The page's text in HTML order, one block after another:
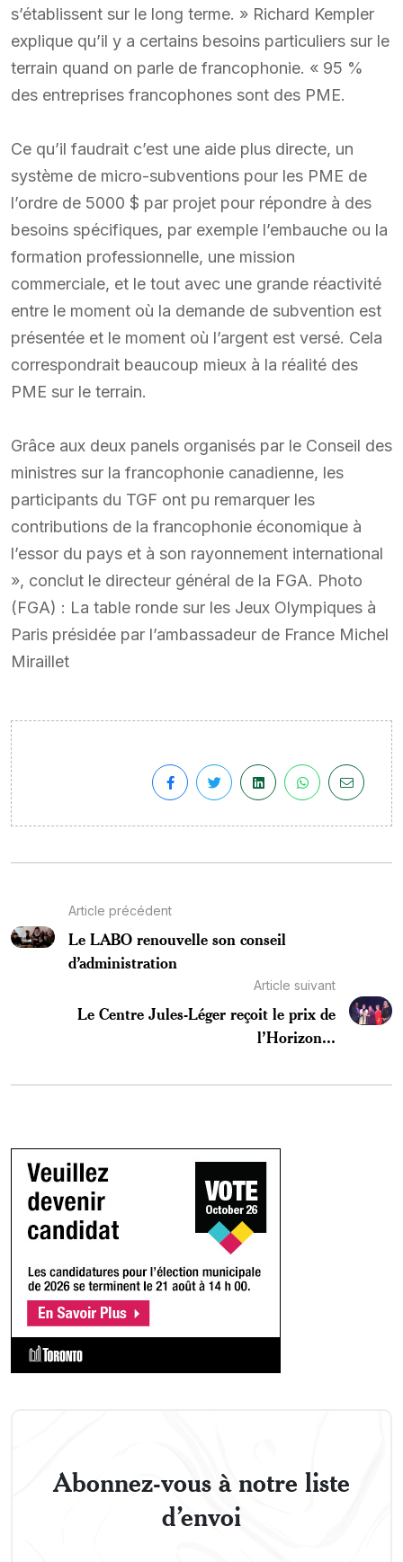
s’établissent sur le long terme. » Richard Kempler
explique qu’il y a certains besoins particuliers sur le
terrain quand on parle de francophonie. « 95 %
des entreprises francophones sont des PME.
Ce qu’il faudrait c’est une aide plus directe, un
système de micro-subventions pour les PME de
l’ordre de 5000 $ par projet pour répondre à des
besoins spécifiques, par exemple l’embauche ou la
formation professionnelle, une mission
commerciale, et le tout avec une grande réactivité
entre le moment où la demande de subvention est
présentée et le moment où l’argent est versé. Cela
correspondrait beaucoup mieux à la réalité des
PME sur le terrain.
Grâce aux deux panels organisés par le Conseil des
ministres sur la francophonie canadienne, les
participants du TGF ont pu remarquer les
contributions de la francophonie économique à
l’essor du pays et à son rayonnement international
», conclut le directeur général de la FGA. Photo
(FGA) : La table ronde sur les Jeux Olympiques à
Paris présidée par l’ambassadeur de France Michel
Miraillet
Article précédent
Le LABO renouvelle son conseil
d’administration
Article suivant
Le Centre Jules-Léger reçoit le prix de
l’Horizon...
Abonnez-vous à notre liste
d’envoi